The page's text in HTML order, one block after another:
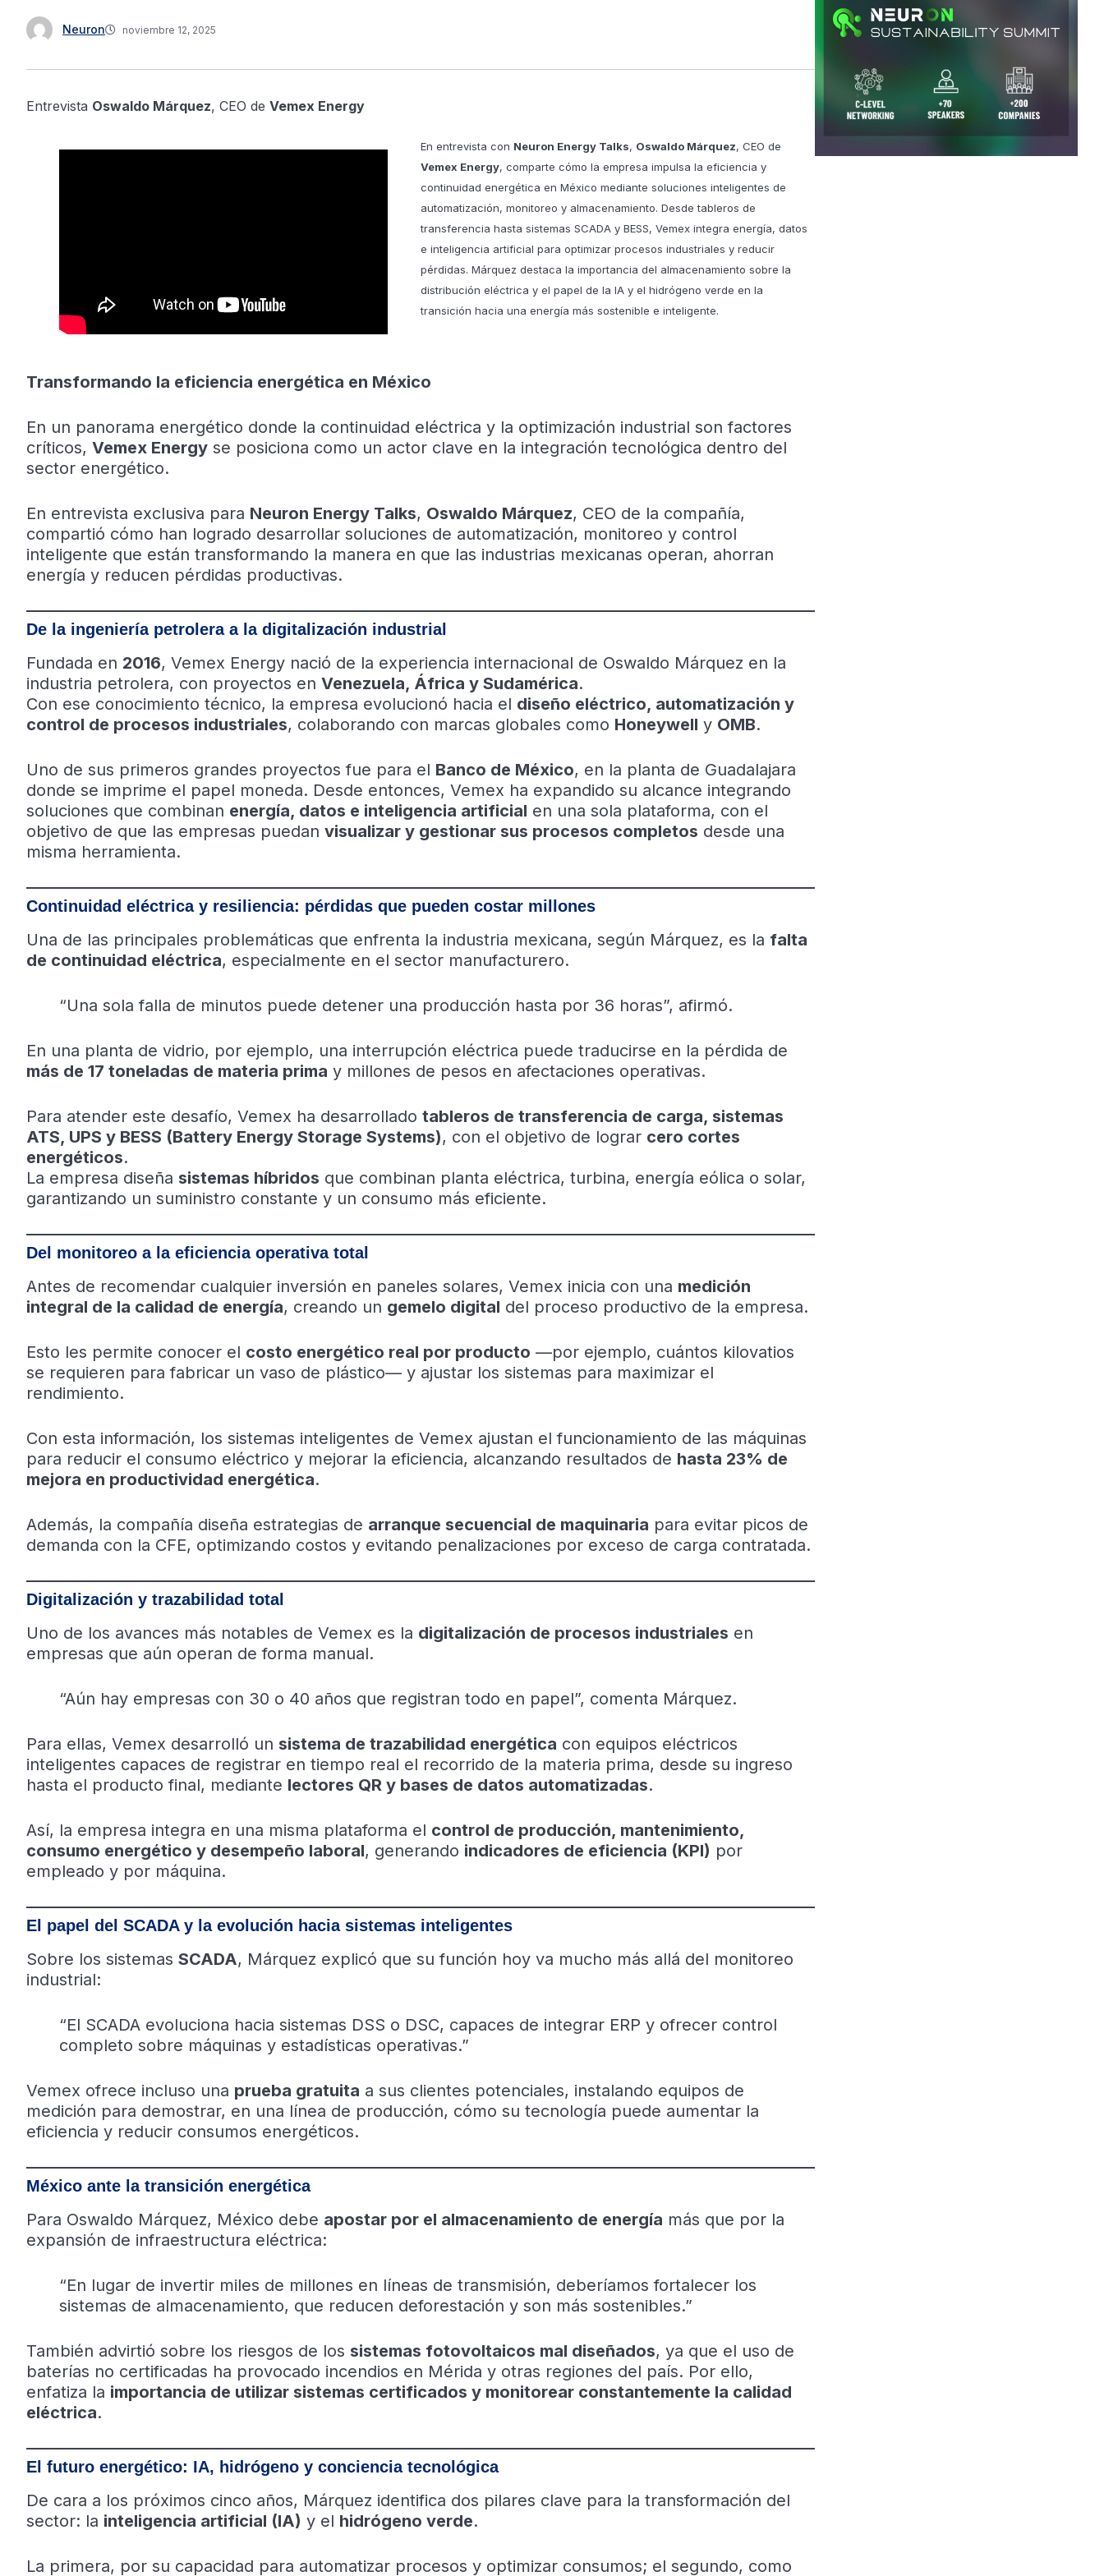
Neuron noviembre 12, 2025
Entrevista Oswaldo Márquez, CEO de Vemex Energy
En entrevista con Neuron Energy Talks, Oswaldo Márquez, CEO de
Vemex Energy, comparte cómo la empresa impulsa la eficiencia y
continuidad energética en México mediante soluciones inteligentes de
automatización, monitoreo y almacenamiento. Desde tableros de
transferencia hasta sistemas SCADA y BESS, Vemex integra energía, datos
e inteligencia artificial para optimizar procesos industriales y reducir
pérdidas. Márquez destaca la importancia del almacenamiento sobre la
distribución eléctrica y el papel de la IA y el hidrógeno verde en la
transición hacia una energía más sostenible e inteligente.
Transformando la eficiencia energética en México
En un panorama energético donde la continuidad eléctrica y la optimización industrial son factores
críticos, Vemex Energy se posiciona como un actor clave en la integración tecnológica dentro del
sector energético.
En entrevista exclusiva para Neuron Energy Talks, Oswaldo Márquez, CEO de la compañía,
compartió cómo han logrado desarrollar soluciones de automatización, monitoreo y control
inteligente que están transformando la manera en que las industrias mexicanas operan, ahorran
energía y reducen pérdidas productivas.
De la ingeniería petrolera a la digitalización industrial
Fundada en 2016, Vemex Energy nació de la experiencia internacional de Oswaldo Márquez en la
industria petrolera, con proyectos en Venezuela, África y Sudamérica.
Con ese conocimiento técnico, la empresa evolucionó hacia el diseño eléctrico, automatización y
control de procesos industriales, colaborando con marcas globales como Honeywell y OMB.
Uno de sus primeros grandes proyectos fue para el Banco de México, en la planta de Guadalajara
donde se imprime el papel moneda. Desde entonces, Vemex ha expandido su alcance integrando
soluciones que combinan energía, datos e inteligencia artificial en una sola plataforma, con el
objetivo de que las empresas puedan visualizar y gestionar sus procesos completos desde una
misma herramienta.
Continuidad eléctrica y resiliencia: pérdidas que pueden costar millones
Una de las principales problemáticas que enfrenta la industria mexicana, según Márquez, es la falta
de continuidad eléctrica, especialmente en el sector manufacturero.
“Una sola falla de minutos puede detener una producción hasta por 36 horas”, afirmó.
En una planta de vidrio, por ejemplo, una interrupción eléctrica puede traducirse en la pérdida de
más de 17 toneladas de materia prima y millones de pesos en afectaciones operativas.
Para atender este desafío, Vemex ha desarrollado tableros de transferencia de carga, sistemas
ATS, UPS y BESS (Battery Energy Storage Systems), con el objetivo de lograr cero cortes
energéticos.
La empresa diseña sistemas híbridos que combinan planta eléctrica, turbina, energía eólica o solar,
garantizando un suministro constante y un consumo más eficiente.
Del monitoreo a la eficiencia operativa total
Antes de recomendar cualquier inversión en paneles solares, Vemex inicia con una medición
integral de la calidad de energía, creando un gemelo digital del proceso productivo de la empresa.
Esto les permite conocer el costo energético real por producto —por ejemplo, cuántos kilovatios
se requieren para fabricar un vaso de plástico— y ajustar los sistemas para maximizar el
rendimiento.
Con esta información, los sistemas inteligentes de Vemex ajustan el funcionamiento de las máquinas
para reducir el consumo eléctrico y mejorar la eficiencia, alcanzando resultados de hasta 23% de
mejora en productividad energética.
Además, la compañía diseña estrategias de arranque secuencial de maquinaria para evitar picos de
demanda con la CFE, optimizando costos y evitando penalizaciones por exceso de carga contratada.
Digitalización y trazabilidad total
Uno de los avances más notables de Vemex es la digitalización de procesos industriales en
empresas que aún operan de forma manual.
“Aún hay empresas con 30 o 40 años que registran todo en papel”, comenta Márquez.
Para ellas, Vemex desarrolló un sistema de trazabilidad energética con equipos eléctricos
inteligentes capaces de registrar en tiempo real el recorrido de la materia prima, desde su ingreso
hasta el producto final, mediante lectores QR y bases de datos automatizadas.
Así, la empresa integra en una misma plataforma el control de producción, mantenimiento,
consumo energético y desempeño laboral, generando indicadores de eficiencia (KPI) por
empleado y por máquina.
El papel del SCADA y la evolución hacia sistemas inteligentes
Sobre los sistemas SCADA, Márquez explicó que su función hoy va mucho más allá del monitoreo
industrial:
“El SCADA evoluciona hacia sistemas DSS o DSC, capaces de integrar ERP y ofrecer control
completo sobre máquinas y estadísticas operativas.”
Vemex ofrece incluso una prueba gratuita a sus clientes potenciales, instalando equipos de
medición para demostrar, en una línea de producción, cómo su tecnología puede aumentar la
eficiencia y reducir consumos energéticos.
México ante la transición energética
Para Oswaldo Márquez, México debe apostar por el almacenamiento de energía más que por la
expansión de infraestructura eléctrica:
“En lugar de invertir miles de millones en líneas de transmisión, deberíamos fortalecer los
sistemas de almacenamiento, que reducen deforestación y son más sostenibles.”
También advirtió sobre los riesgos de los sistemas fotovoltaicos mal diseñados, ya que el uso de
baterías no certificadas ha provocado incendios en Mérida y otras regiones del país. Por ello,
enfatiza la importancia de utilizar sistemas certificados y monitorear constantemente la calidad
eléctrica.
El futuro energético: IA, hidrógeno y conciencia tecnológica
De cara a los próximos cinco años, Márquez identifica dos pilares clave para la transformación del
sector: la inteligencia artificial (IA) y el hidrógeno verde.
La primera, por su capacidad para automatizar procesos y optimizar consumos; el segundo, como